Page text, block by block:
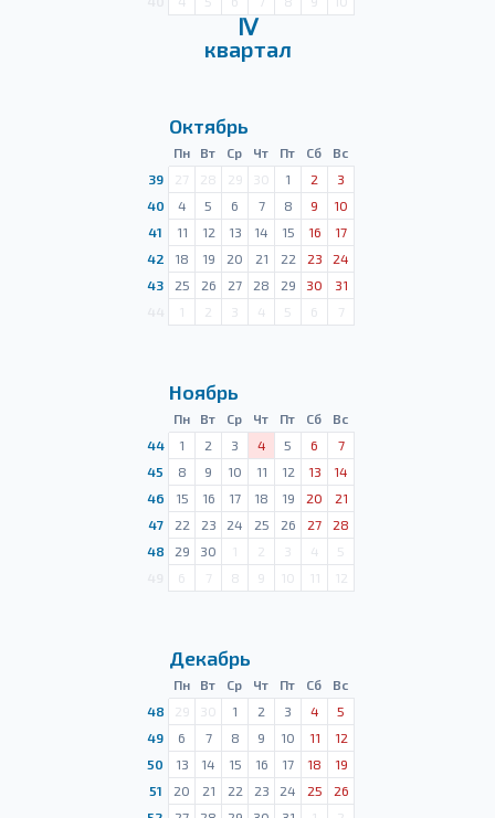
Ⅳ
квартал
Октябрь
Пн Вт Ср Чт Пт Сб
Вс
39
27 28 29 30 1 2
3
40
4 5 6 7 8 9
10
41
11 12 13 14 15 16
17
42
18 19 20 21 22 23
24
43
25 26 27 28 29 30
31
1 2 3 4 5 6 7
Ноябрь
Пн Вт Ср Чт Пт Сб
Вс
44
1 2 3 4 5 6
7
45
8 9 10 11 12 13
14
46
15 16 17 18 19 20
21
47
22 23 24 25 26 27
28
48
29 30 1 2 3 4
5
6 7 8 9 10 11 12
Декабрь
Пн Вт Ср Чт Пт Сб
Вс
48
29 30 1 2 3 4
5
49
6 7 8 9 10 11
12
50
13 14 15 16 17 18
19
51
20 21 22 23 24 25
26